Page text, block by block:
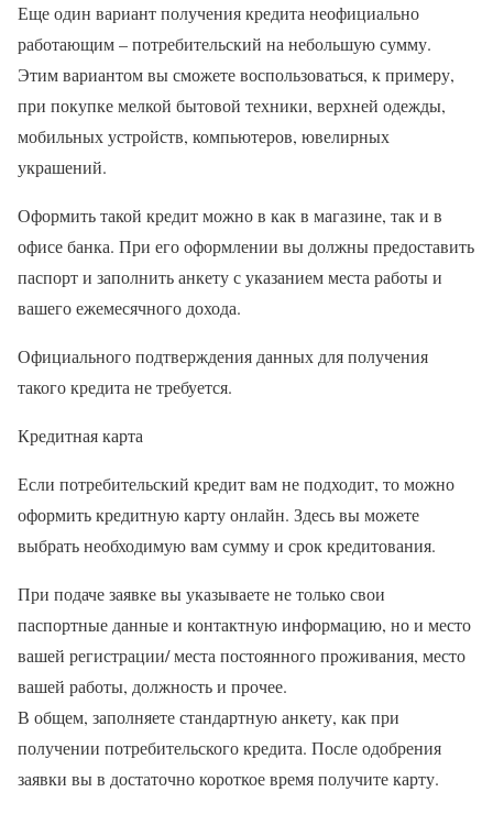
Еще один вариант получения кредита неофициально
работающим – потребительский на небольшую сумму.
Этим вариантом вы сможете воспользоваться, к примеру,
при покупке мелкой бытовой техники, верхней одежды,
мобильных устройств, компьютеров, ювелирных
украшений.
Оформить такой кредит можно в как в магазине, так и в
офисе банка. При его оформлении вы должны предоставить
паспорт и заполнить анкету с указанием места работы и
вашего ежемесячного дохода.
Официального подтверждения данных для получения
такого кредита не требуется.
Кредитная карта
Если потребительский кредит вам не подходит, то можно
оформить кредитную карту онлайн. Здесь вы можете
выбрать необходимую вам сумму и срок кредитования.
При подаче заявке вы указываете не только свои
паспортные данные и контактную информацию, но и место
вашей регистрации/ места постоянного проживания, место
вашей работы, должность и прочее.
В общем, заполняете стандартную анкету, как при
получении потребительского кредита. После одобрения
заявки вы в достаточно короткое время получите карту.